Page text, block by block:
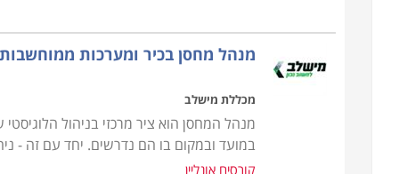
האם ניתן לשלב בין הקורס לעבודה?
בין אם אתם עובדים בחברה בתפקיד זוטר במחסן
עבודה, כך שתוכלו לפנות למסלול ערב ובסיום
קורס ניהול מחסן ממוחשב נערך פעם או פעמיים
מנהל מחסן בכיר ומערכות ממוחשבות
מכללת מישלב
מנהל המחסן הוא ציר מרכזי בניהול
במועד ובמקום בו הם נדרשים. יחד עם זה -
קורסים אונליין